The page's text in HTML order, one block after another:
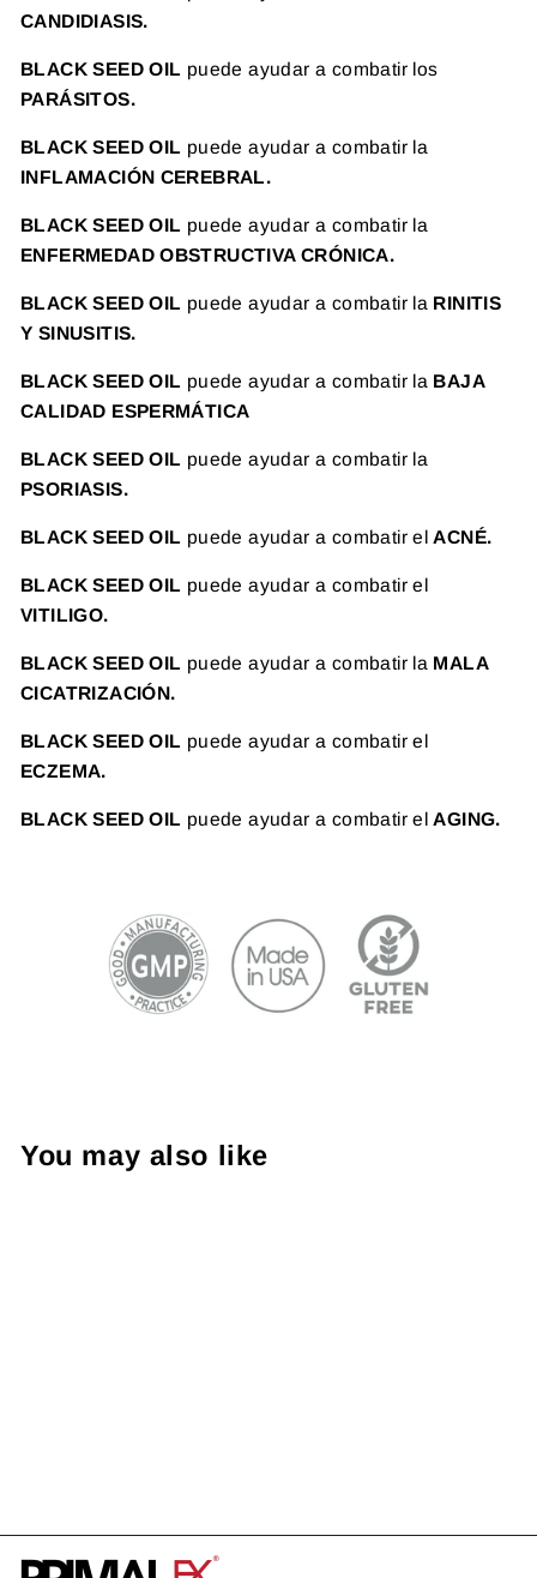
CANDIDIASIS.
BLACK SEED OIL puede ayudar a combatir los
PARÁSITOS.
BLACK SEED OIL puede ayudar a combatir la
INFLAMACIÓN CEREBRAL.
BLACK SEED OIL puede ayudar a combatir la
ENFERMEDAD OBSTRUCTIVA CRÓNICA.
BLACK SEED OIL puede ayudar a combatir la RINITIS
Y SINUSITIS.
BLACK SEED OIL puede ayudar a combatir la BAJA
CALIDAD ESPERMÁTICA
BLACK SEED OIL puede ayudar a combatir la
PSORIASIS.
BLACK SEED OIL puede ayudar a combatir el ACNÉ.
BLACK SEED OIL puede ayudar a combatir el
VITILIGO.
BLACK SEED OIL puede ayudar a combatir la MALA
CICATRIZACIÓN.
BLACK SEED OIL puede ayudar a combatir el
ECZEMA.
BLACK SEED OIL puede ayudar a combatir el AGING.
You may also like